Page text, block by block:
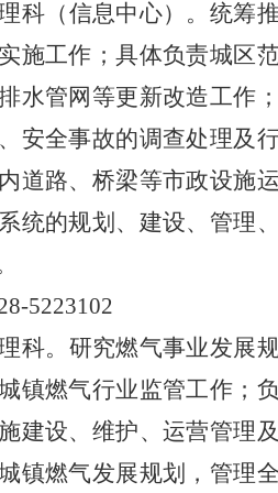
科（信息中心）。 统筹
施工作；具体负责城区
水管网等更新改造工作
安全事故的调查处理及
道路、桥梁等市政设施
统的规划、建设、管理
5223102
科。 研究燃气事业发展
镇燃气行业监管工作；
建设、维护、运营管理
镇燃气发展规划，管理